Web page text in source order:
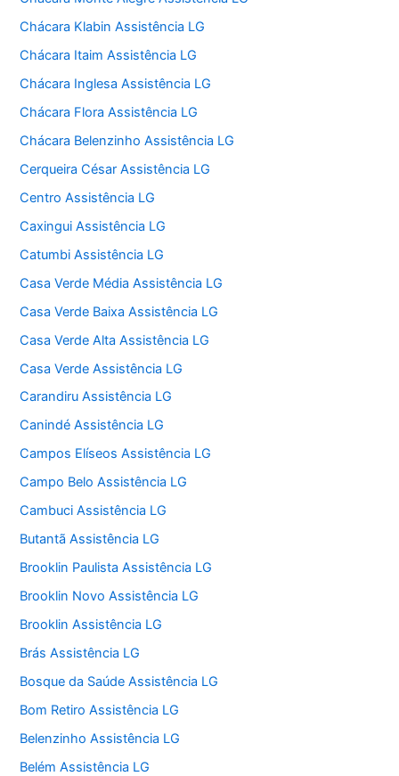
Chácara Klabin Assistência LG
Chácara Itaim Assistência LG
Chácara Inglesa Assistência LG
Chácara Flora Assistência LG
Chácara Belenzinho Assistência LG
Cerqueira César Assistência LG
Centro Assistência LG
Caxingui Assistência LG
Catumbi Assistência LG
Casa Verde Média Assistência LG
Casa Verde Baixa Assistência LG
Casa Verde Alta Assistência LG
Casa Verde Assistência LG
Carandiru Assistência LG
Canindé Assistência LG
Campos Elíseos Assistência LG
Campo Belo Assistência LG
Cambuci Assistência LG
Butantã Assistência LG
Brooklin Paulista Assistência LG
Brooklin Novo Assistência LG
Brooklin Assistência LG
Brás Assistência LG
Bosque da Saúde Assistência LG
Bom Retiro Assistência LG
Belenzinho Assistência LG
Belém Assistência LG